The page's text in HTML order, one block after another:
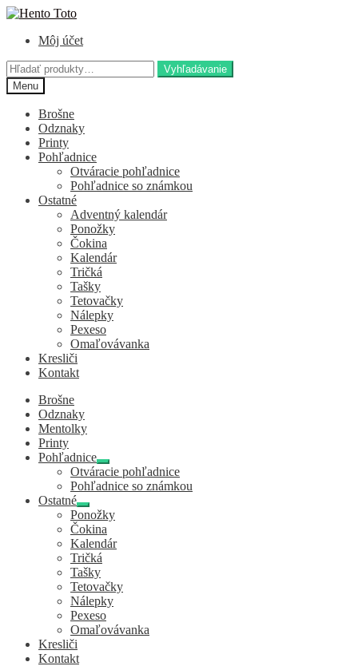
Preskočiť
navigáciu
Preskočiť
obsah
Môj účet
Hľadať:
Vyhľadávanie
Menu
Brošne
Odznaky
Printy
Pohľadnice
Otváracie pohľadnice
Pohľadnice so známkou
Ostatné
Adventný kalendár
Ponožky
Čokina
Kalendár
Tričká
Tašky
Tetovačky
Nálepky
Pexeso
Omaľovávanka
Kresliči
Kontakt
Brošne
Odznaky
Mentolky
Printy
Pohľadnice
Expand
child
menu
Otváracie pohľadnice
Pohľadnice so známkou
Ostatné
Expand
child
menu
Ponožky
Čokina
Kalendár
Tričká
Tašky
Tetovačky
Nálepky
Pexeso
Omaľovávanka
Kresliči
Kontakt